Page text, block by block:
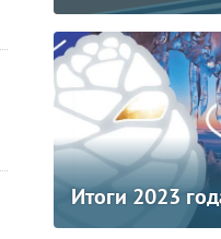
Итоги 2023